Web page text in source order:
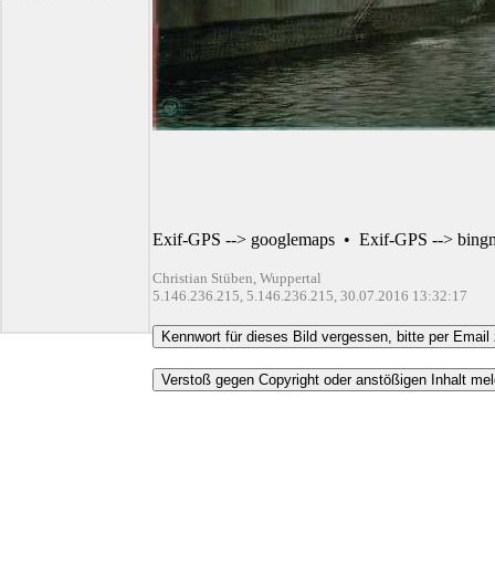
Exif-GPS --> googlemaps • Exif-GPS -->
Christian Stüben, Wuppertal
5.146.236.215, 5.146.236.215, 30.07.2016 13:32:17